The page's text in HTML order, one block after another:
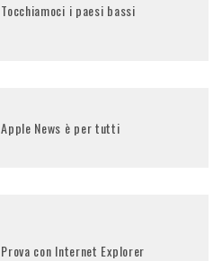
Tocchiamoci i paesi bassi
Apple News è per tutti
Prova con Internet Explorer